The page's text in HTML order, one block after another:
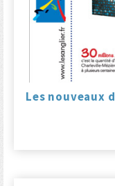
Les nouveaux